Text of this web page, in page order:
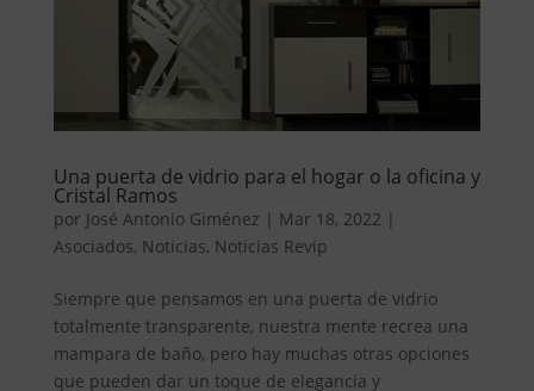
Una puerta de vidrio para el hogar o la oficina y
Cristal Ramos
por José Antonio Giménez | Mar 18, 2022 |
Asociados, Noticias, Noticias Revip
Siempre que pensamos en una puerta de vidrio
totalmente transparente, nuestra mente recrea una
mampara de baño, pero hay muchas otras opciones
que pueden dar un toque de elegancia y